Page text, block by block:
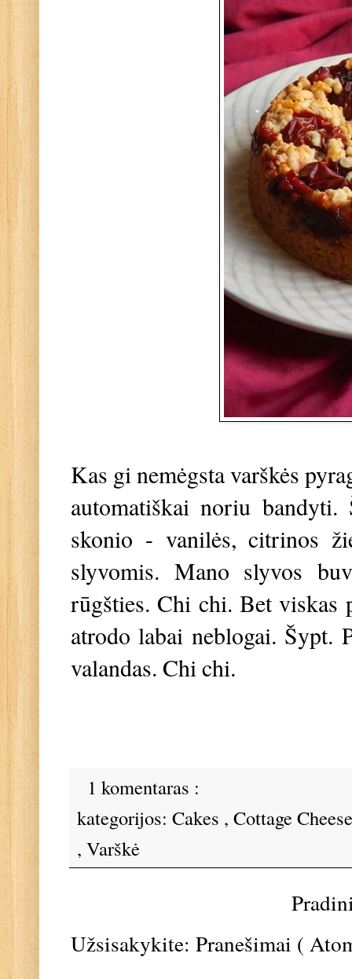
Kas gi nemėgsta varškės
automatiškai noriu
skonio - vanilės, citrinos
slyvomis. Mano slyvos
rūgšties. Chi chi. Bet viskas
atrodo labai neblogai. Šypt.
valandas. Chi chi.
1 komentaras :
kategorijos: Cakes , Cottage
, Varškė
Užsisakykite: Pranešimai (